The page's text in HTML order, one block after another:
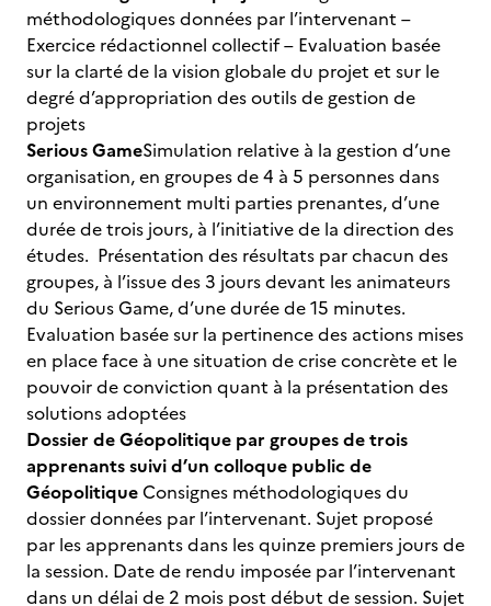
méthodologiques données par l’intervenant –
Exercice rédactionnel collectif – Evaluation basée
sur la clarté de la vision globale du projet et sur le
degré d’appropriation des outils de gestion de
projets
Serious GameSimulation relative à la gestion d’une
organisation, en groupes de 4 à 5 personnes dans
un environnement multi parties prenantes, d’une
durée de trois jours, à l’initiative de la direction des
études. Présentation des résultats par chacun des
groupes, à l’issue des 3 jours devant les animateurs
du Serious Game, d’une durée de 15 minutes.
Evaluation basée sur la pertinence des actions mises
en place face à une situation de crise concrète et le
pouvoir de conviction quant à la présentation des
solutions adoptées
Dossier de Géopolitique par groupes de trois
apprenants suivi d’un colloque public de
GéopolitiqueConsignes méthodologiques du
dossier données par l’intervenant. Sujet proposé
par les apprenants dans les quinze premiers jours de
la session. Date de rendu imposée par l’intervenant
dans un délai de 2 mois post début de session. Sujet